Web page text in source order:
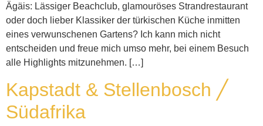
Ägäis: Lässiger Beachclub, glamouröses Strandrestaurant
oder doch lieber Klassiker der türkischen Küche inmitten
eines verwunschenen Gartens? Ich kann mich nicht
entscheiden und freue mich umso mehr, bei einem Besuch
alle Highlights mitzunehmen. […]
Kapstadt & Stellenbosch ╱
Südafrika